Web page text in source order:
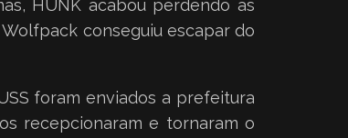
HUNK acabou perdendo as
conseguiu escapar do
foram enviados a prefeitura
recepcionaram e tornaram o